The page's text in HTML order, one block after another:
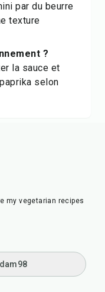
par du beurre
texture
?
la sauce et
selon
my vegetarian recipes